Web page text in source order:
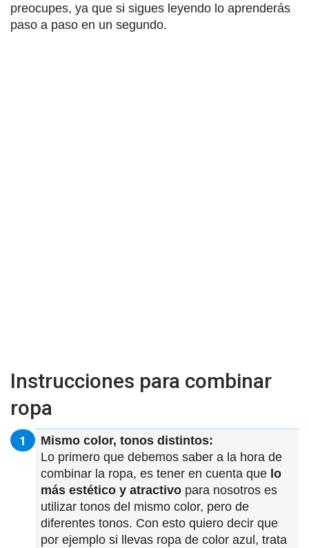
preocupes, ya que si sigues leyendo lo aprenderás
paso a paso en un segundo.
Instrucciones para combinar
ropa
Mismo color, tonos distintos:
Lo primero que debemos saber a la hora de
combinar la ropa, es tener en cuenta que lo
más estético y atractivo para nosotros es
utilizar tonos del mismo color, pero de
diferentes tonos. Con esto quiero decir que
por ejemplo si llevas ropa de color azul, trata